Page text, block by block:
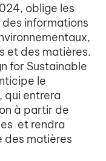
oblige les
informations
et des matières.
for Sustainable
le
qui entrera
à partir de
et rendra
des matières